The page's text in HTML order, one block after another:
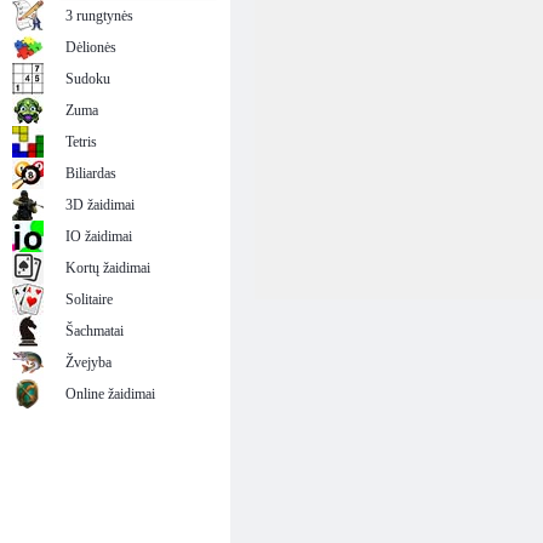
3 rungtynės
Dėlionės
Sudoku
Zuma
Tetris
Biliardas
3D žaidimai
IO žaidimai
Kortų žaidimai
Solitaire
Šachmatai
Žvejyba
Online žaidimai